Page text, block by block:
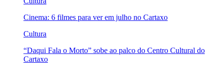
Cinema: 6 filmes para ver em julho no Cartaxo
Cultura
“Daqui Fala o Morto” sobe ao palco do Centro Cultural do
Cartaxo